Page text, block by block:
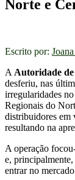
Norte e
Escrito por:
A Autoridade
desferiu, nas
irregularidades
Regionais do
distribuidores em
resultando na
A operação
e, principalmente,
entrar no